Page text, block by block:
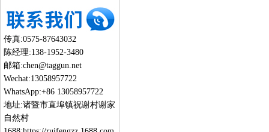
传真:0575-87643032
陈经理:138-1952-3480
邮箱:chen@taggun.net
Wechat:13058957722
WhatsApp:+86 13058957722
地址:诸暨市直埠镇祝谢村谢家
自然村